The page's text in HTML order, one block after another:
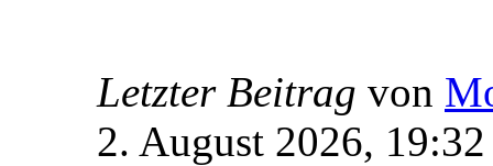
Letzter Beitrag von
2. August 2026, 19:32